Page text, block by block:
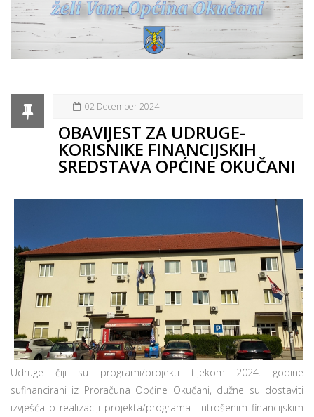
02 December 2024
OBAVIJEST ZA UDRUGE-
KORISNIKE FINANCIJSKIH
SREDSTAVA OPĆINE OKUČANI
Udruge čiji su programi/projekti tijekom 2024. godine
sufinancirani iz Proračuna Općine Okučani, dužne su dostaviti
izvješća o realizaciji projekta/programa i utrošenim financijskim